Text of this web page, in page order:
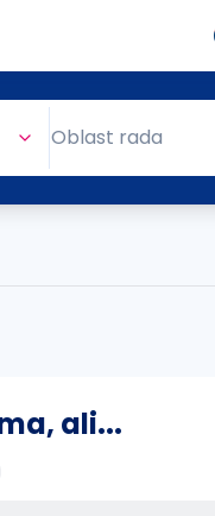
Oblast rada
ali...